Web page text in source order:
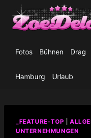
Inhalt
springen
Fotos Bühnen Drag
Hamburg Urlaub
_FEATURE-TOP
UNTERNEHMUNGEN